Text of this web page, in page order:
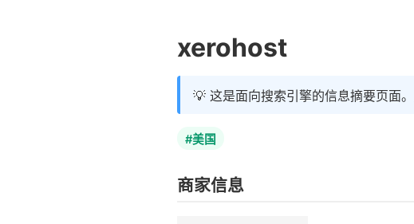
xerohost
💡 这是面向搜索引擎的信息摘要页面。
#美国
商家信息